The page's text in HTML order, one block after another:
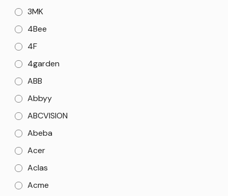
3MK
4Bee
4F
4garden
ABB
Abbyy
ABCVISION
Abeba
Acer
Aclas
Acme